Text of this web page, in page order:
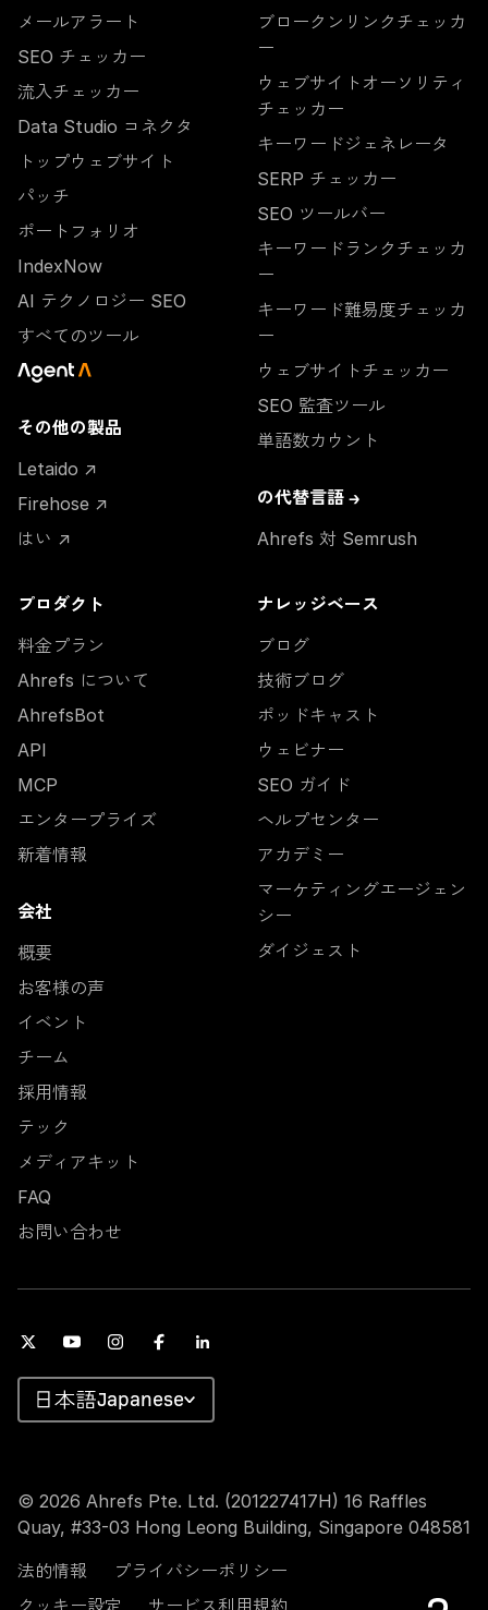
メールアラート
SEO チェッカー
流入チェッカー
Data Studio コネクタ
トップウェブサイト
パッチ
ポートフォリオ
IndexNow
AI テクノロジー SEO
すべてのツール
その他の製品
Letaido ↗
Firehose ↗
はい ↗
ブロークンリンクチェッカ
ー
ウェブサイトオーソリティ
チェッカー
キーワードジェネレータ
SERP チェッカー
SEO ツールバー
キーワードランクチェッカ
ー
キーワード難易度チェッカ
ー
ウェブサイトチェッカー
SEO 監査ツール
単語数カウント
の代替言語 →
Ahrefs 対 Semrush
プロダクト
料金プラン
Ahrefs について
AhrefsBot
API
MCP
エンタープライズ
新着情報
会社
概要
お客様の声
イベント
チーム
採用情報
テック
メディアキット
FAQ
お問い合わせ
ナレッジベース
ブログ
技術ブログ
ポッドキャスト
ウェビナー
SEO ガイド
ヘルプセンター
アカデミー
マーケティングエージェン
シー
ダイジェスト
© 2026 Ahrefs Pte. Ltd. (201227417H) 16 Raffles
Quay, #33-03 Hong Leong Building, Singapore 048581
法的情報
プライバシーポリシー
Japanese